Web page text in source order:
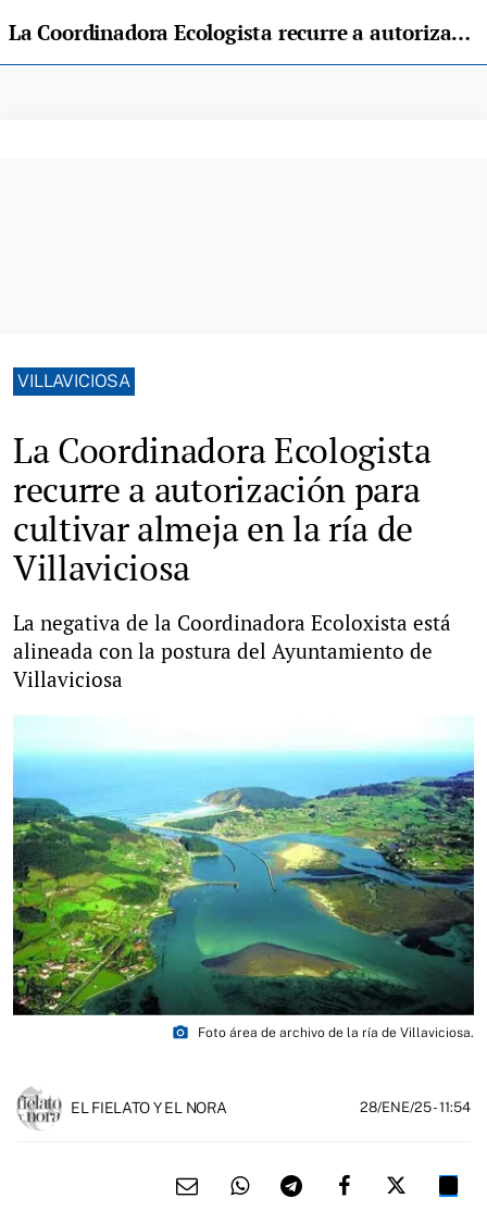
La Coordinadora Ecologista recurre a autorización para cultivar almeja en la ría de Villaviciosa
VILLAVICIOSA
La Coordinadora Ecologista
recurre a autorización para
cultivar almeja en la ría de
Villaviciosa
La negativa de la Coordinadora Ecoloxista está
alineada con la postura del Ayuntamiento de
Villaviciosa
photo_camera Foto área de archivo de la ría de Villaviciosa.
EL FIELATO Y EL NORA 28/ENE/25- 11:54